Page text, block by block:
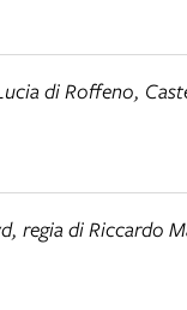
di Roffeno,
regia di Riccardo